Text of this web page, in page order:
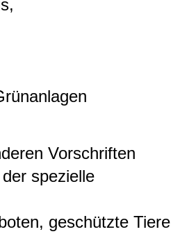
Vorschriften
spezielle
geschützte Tiere